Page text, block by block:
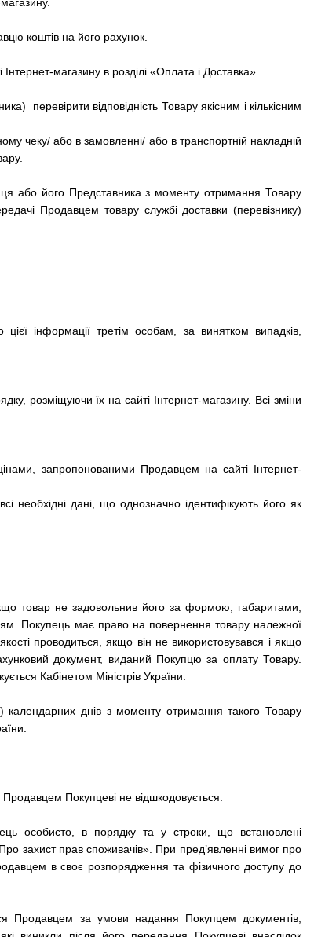
коштів на його рахунок.
Інтернет-магазину в розділі «Оплата і Доставка».
перевірити відповідність Товару якісним і кількісним
чеку/ або в замовленні/ або в транспортній накладній
або його Представника з моменту отримання Товару
Продавцем товару службі доставки (перевізнику)
інформації третім особам, за винятком випадків,
розміщуючи їх на сайті Інтернет-магазину. Всі зміни
запропонованими Продавцем на сайті Інтернет-
необхідні дані, що однозначно ідентифікують його як
товар не задовольнив його за формою, габаритами,
Покупець має право на повернення товару належної
проводиться, якщо він не використовувався і якщо
документ, виданий Покупцю за оплату Товару.
Кабінетом Міністрів України.
календарних днів з моменту отримання такого Товару
Покупцеві не відшкодовується.
особисто, в порядку та у строки, що встановлені
захист прав споживачів». При пред’явленні вимог про
в своє розпорядження та фізичного доступу до
Продавцем за умови надання Покупцем документів,